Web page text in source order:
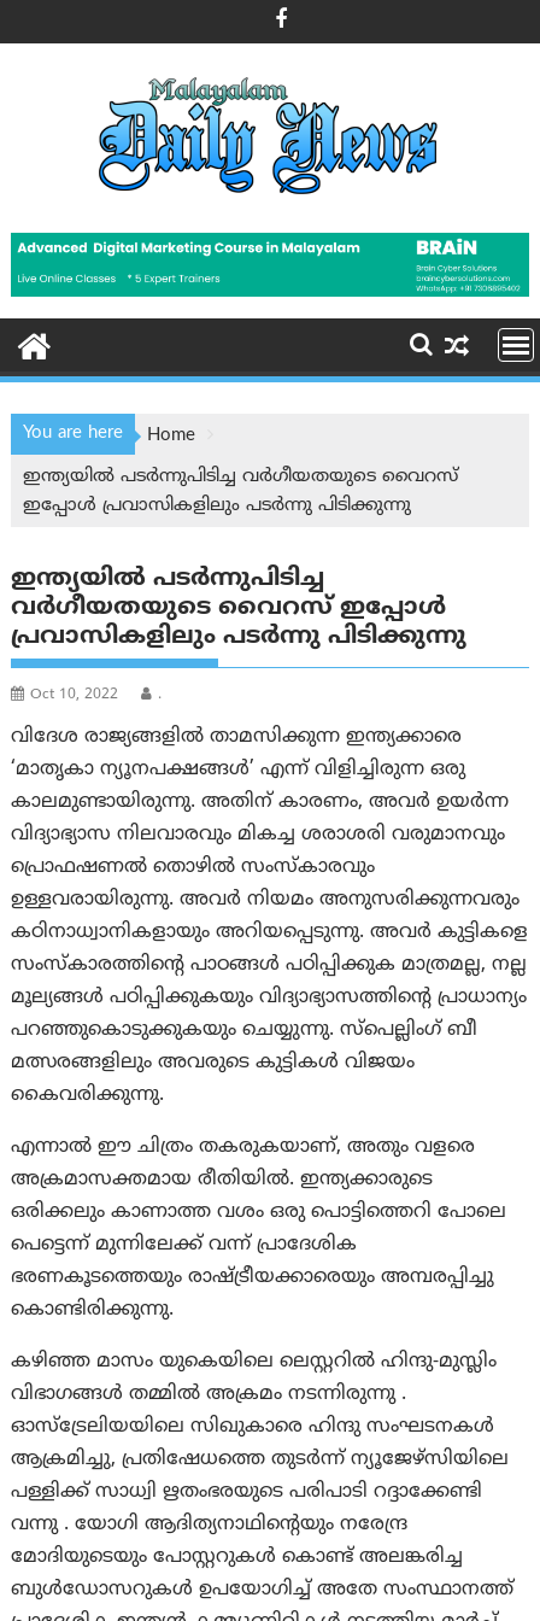
to
You are here
Home
ഇന്ത്യയില്‍ പടർന്നുപിടിച്ച വർഗീയതയുടെ വൈറസ്
ഇപ്പോൾ പ്രവാസികളിലും പടര്‍ന്നു പിടിക്കുന്നു
ഇന്ത്യയില്‍ പടർന്നുപിടിച്ച
വർഗീയതയുടെ വൈറസ് ഇപ്പോൾ
പ്രവാസികളിലും പടര്‍ന്നു പിടിക്കുന്നു
Oct 10, 2022 .
വിദേശ രാജ്യങ്ങളില്‍ താമസിക്കുന്ന ഇന്ത്യക്കാരെ
‘മാതൃകാ ന്യൂനപക്ഷങ്ങൾ’ എന്ന് വിളിച്ചിരുന്ന ഒരു
കാലമുണ്ടായിരുന്നു. അതിന് കാരണം, അവർ ഉയർന്ന
വിദ്യാഭ്യാസ നിലവാരവും മികച്ച ശരാശരി വരുമാനവും
പ്രൊഫഷണൽ തൊഴിൽ സംസ്കാരവും
ഉള്ളവരായിരുന്നു. അവർ നിയമം അനുസരിക്കുന്നവരും
കഠിനാധ്വാനികളായും അറിയപ്പെടുന്നു. അവർ കുട്ടികളെ
സംസ്കാരത്തിന്റെ പാഠങ്ങൾ പഠിപ്പിക്കുക മാത്രമല്ല, നല്ല
മൂല്യങ്ങൾ പഠിപ്പിക്കുകയും വിദ്യാഭ്യാസത്തിന്റെ പ്രാധാന്യം
പറഞ്ഞുകൊടുക്കുകയും ചെയ്യുന്നു. സ്പെല്ലിംഗ് ബീ
മത്സരങ്ങളിലും അവരുടെ കുട്ടികള്‍ വിജയം
കൈവരിക്കുന്നു.
എന്നാൽ ഈ ചിത്രം തകരുകയാണ്, അതും വളരെ
അക്രമാസക്തമായ രീതിയിൽ. ഇന്ത്യക്കാരുടെ
ഒരിക്കലും കാണാത്ത വശം ഒരു പൊട്ടിത്തെറി പോലെ
പെട്ടെന്ന് മുന്നിലേക്ക് വന്ന് പ്രാദേശിക
ഭരണകൂടത്തെയും രാഷ്ട്രീയക്കാരെയും അമ്പരപ്പിച്ചു
കൊണ്ടിരിക്കുന്നു.
കഴിഞ്ഞ മാസം യുകെയിലെ ലെസ്റ്ററിൽ ഹിന്ദു-മുസ്ലിം
വിഭാഗങ്ങൾ തമ്മിൽ അക്രമം നടന്നിരുന്നു .
ഓസ്‌ട്രേലിയയിലെ സിഖുകാരെ ഹിന്ദു സംഘടനകൾ
ആക്രമിച്ചു, പ്രതിഷേധത്തെ തുടർന്ന് ന്യൂജേഴ്‌സിയിലെ
പള്ളിക്ക് സാധ്വി ഋതംഭരയുടെ പരിപാടി റദ്ദാക്കേണ്ടി
വന്നു . യോഗി ആദിത്യനാഥിന്റെയും നരേന്ദ്ര
മോദിയുടെയും പോസ്റ്ററുകൾ കൊണ്ട് അലങ്കരിച്ച
ബുൾഡോസറുകൾ ഉപയോഗിച്ച് അതേ സംസ്ഥാനത്ത്